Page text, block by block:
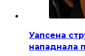
Уапсена
нападнала